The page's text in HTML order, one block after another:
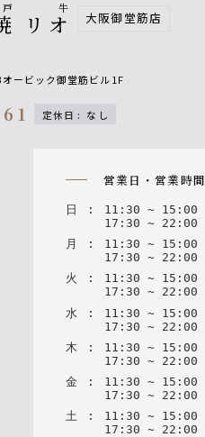
牛
リオ 大阪御堂筋店
ービック御堂筋ビル1F
定休日 : なし
営業日・営業時間
日 : 11 : 30 ~ 15 : 00
17 : 30 ~ 22 : 00
月
: 11 : 30 ~ 15 : 00
17 : 30 ~ 22 : 00
火
: 11 : 30 ~ 15 : 00
17 : 30 ~ 22 : 00
水
: 11 : 30 ~ 15 : 00
17 : 30 ~ 22 : 00
木
: 11 : 30 ~ 15 : 00
17 : 30 ~ 22 : 00
金
: 11 : 30 ~ 15 : 00
17 : 30 ~ 22 : 00
土
: 11 : 30 ~ 15 : 00
17 : 30 ~ 22 : 00